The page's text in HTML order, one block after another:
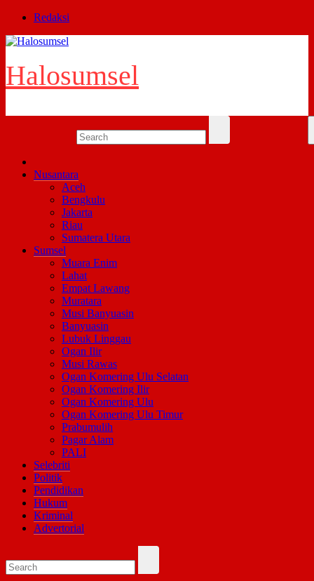
Skip
content
Redaksi
Halosumsel
Nusantara
Aceh
Bengkulu
Jakarta
Riau
Sumatera Utara
Sumsel
Muara Enim
Lahat
Empat Lawang
Muratara
Musi Banyuasin
Banyuasin
Lubuk Linggau
Ogan Ilir
Musi Rawas
Ogan Komering Ulu Selatan
Ogan Komering Ilir
Ogan Komering Ulu
Ogan Komering Ulu Timur
Prabumulih
Pagar Alam
PALI
Selebriti
Politik
Pendidikan
Hukum
Kriminal
Advertorial